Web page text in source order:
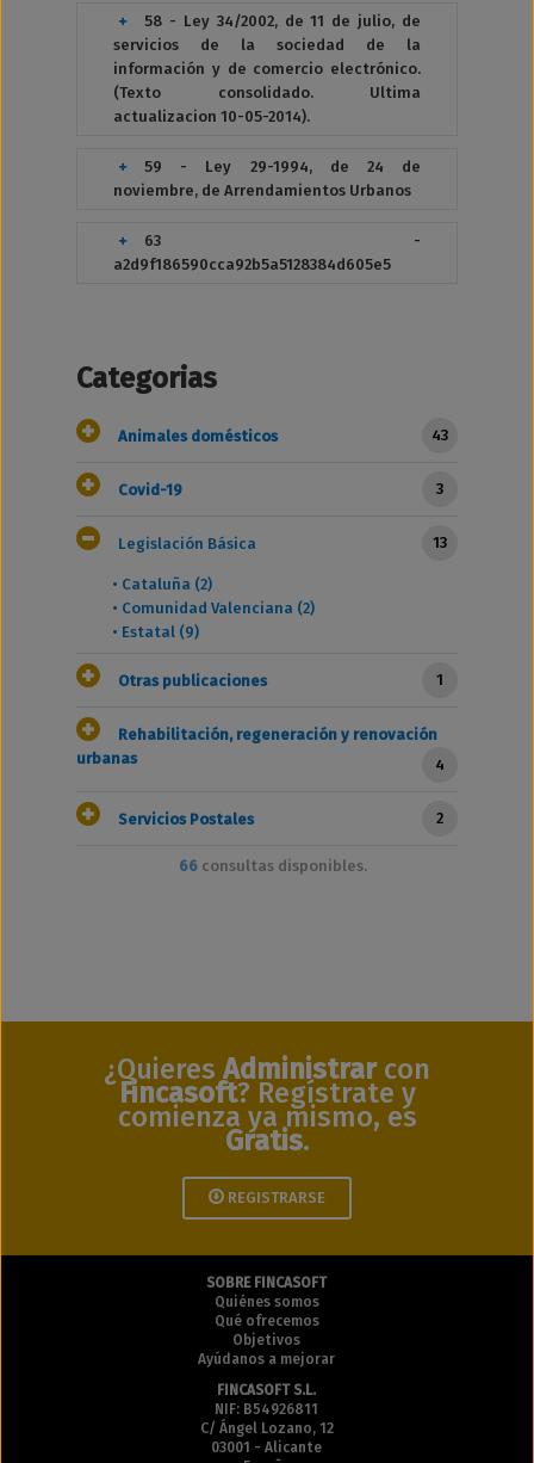
58 - Ley 34/2002, de 11 de julio, de
servicios de la sociedad de la
información y de comercio electrónico.
(Texto consolidado. Ultima
actualizacion 10-05-2014).
59 - Ley 29-1994, de 24 de
noviembre, de Arrendamientos Urbanos
63 -
a2d9f186590cca92b5a5128384d605e5
Categorias
Animales domésticos 43
Covid-19 3
Legislación Básica 13
• Cataluña (2)
• Comunidad Valenciana (2)
• Estatal (9)
Otras publicaciones 1
Rehabilitación, regeneración y renovación
urbanas
4
Servicios Postales 2
66 consultas disponibles.
¿Quieres Administrarcon
Fincasoft? Regístrate y
comienza ya mismo, es
Gratis.
REGISTRARSE
SOBRE FINCASOFT
Quiénes somos
Qué ofrecemos
Objetivos
Ayúdanos a mejorar
FINCASOFT S.L.
NIF: B54926811
C/ Ángel Lozano, 12
03001 - Alicante